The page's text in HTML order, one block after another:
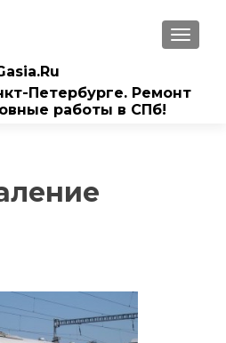
Петербурге. Ремонт
работы в СПб!